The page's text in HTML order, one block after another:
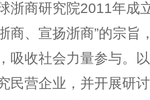
浙商研究院2011年成
商、宣扬浙商”的宗旨
吸收社会力量参与。
民营企业，并开展研